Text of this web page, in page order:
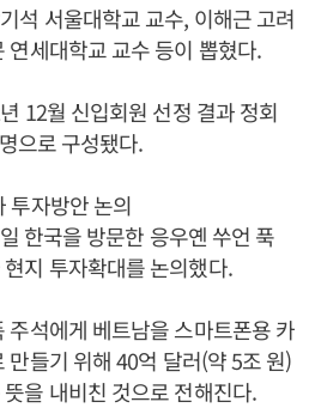
석 서울대학교 교수, 이해근 고려
연세대학교 교수 등이 뽑혔다.
12월 신입회원 선정 결과 정회
으로 구성됐다.
자방안 논의
한국을 방문한 응우옌 쑤언 푹
지 투자확대를 논의했다.
주석에게 베트남을 스마트폰용 카
만들기 위해 40억 달러(약 5조 원)
을 내비친 것으로 전해진다.